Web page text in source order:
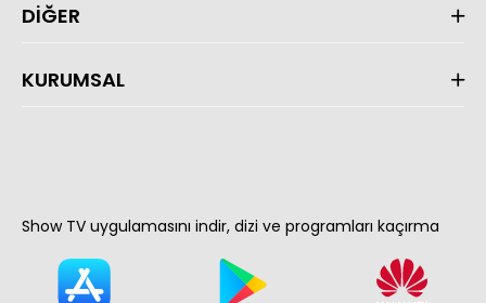
DİĞER
KURUMSAL
Show TV uygulamasını indir, dizi ve programları kaçırma